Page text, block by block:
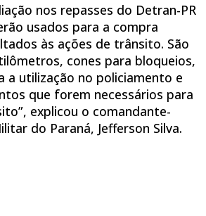
nos repasses do Detran-PR
usados para a compra
às ações de trânsito. São
cones para bloqueios,
a utilização no policiamento e
que forem necessários para
explicou o comandante-
do Paraná, Jefferson Silva.